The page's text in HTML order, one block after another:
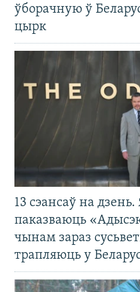
ўборачную ў
цырк
13 сэансаў на
паказваюць
чынам зараз
трапляюць у